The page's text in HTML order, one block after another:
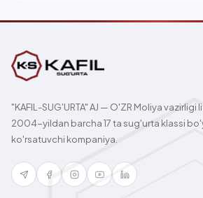
"KAFIL-SUG'URTA" AJ — O'ZR Moliya
2004-yildan barcha 17 ta sug'urta klassi
ko'rsatuvchi kompaniya.